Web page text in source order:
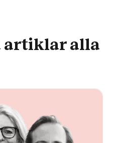
artiklar alla